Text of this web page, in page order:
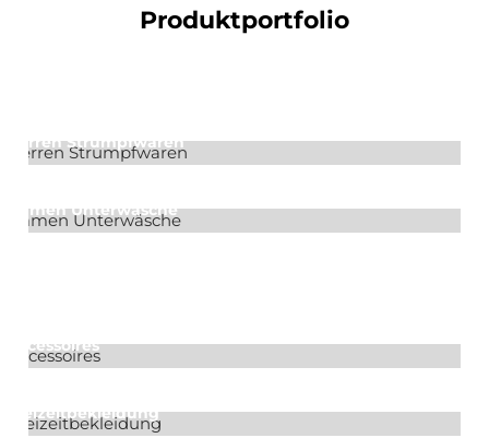
Produktportfolio
Herren Strumpfwaren
Damen Unterwäsche
Accessoires
Freizeitbekleidung